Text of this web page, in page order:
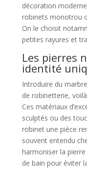
décoration
robinets monotrou
On le choisit
petites rayures et
Les pierres
identité
Introduire du
de robinetterie,
Ces matériaux
sculptés ou des
robinet une pièce
souvent entendu
harmoniser la
de bain pour éviter